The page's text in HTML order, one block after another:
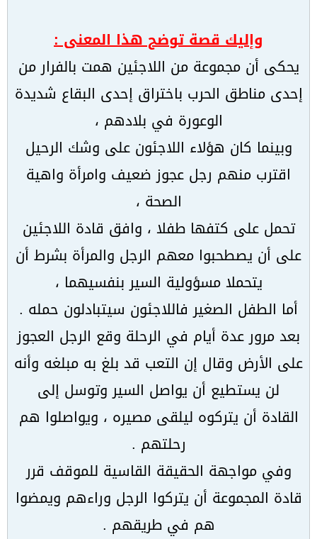
وإليك قصة توضح هذا المعنى :
يحكى أن مجموعة من اللاجئين همت بالفرار من
إحدى مناطق الحرب باختراق إحدى البقاع شديدة
الوعورة في بلادهم ،
وبينما كان هؤلاء اللاجئون على وشك الرحيل
اقترب منهم رجل عجوز ضعيف وامرأة واهية
الصحة ،
تحمل على كتفها طفلا ، وافق قادة اللاجئين
على أن يصطحبوا معهم الرجل والمرأة بشرط أن
يتحملا مسؤولية السير بنفسيهما ،
أما الطفل الصغير فاللاجئون سيتبادلون حمله .
بعد مرور عدة أيام في الرحلة وقع الرجل العجوز
على الأرض وقال إن التعب قد بلغ به مبلغه وأنه
لن يستطيع أن يواصل السير وتوسل إلى
القادة أن يتركوه ليلقى مصيره ، ويواصلوا هم
رحلتهم .
وفي مواجهة الحقيقة القاسية للموقف قرر
قادة المجموعة أن يتركوا الرجل وراءهم ويمضوا
هم في طريقهم .